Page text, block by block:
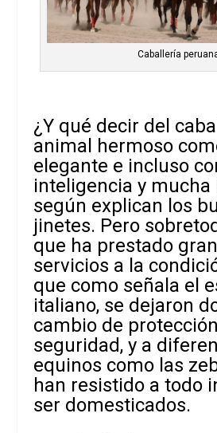
Caballería
¿Y qué decir del
animal hermoso
elegante e incluso
inteligencia y mucha
según explican los
jinetes. Pero
que ha prestado
servicios a la
que como señala el
italiano, se dejaron
cambio de
seguridad, y a
equinos como las
han resistido a todo
ser domesticados.